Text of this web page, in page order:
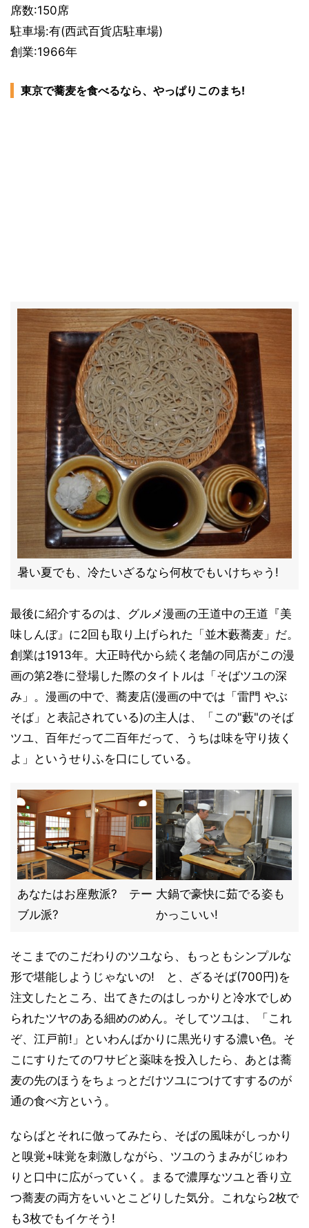
席数:150席
駐車場:有(西武百貨店駐車場)
創業:1966年
東京で蕎麦を食べるなら、やっぱりこのまち!
暑い夏でも、冷たいざるなら何枚でもいけちゃう!
最後に紹介するのは、グルメ漫画の王道中の王道『美
味しんぼ』に2回も取り上げられた「並木藪蕎麦」だ。
創業は1913年。大正時代から続く老舗の同店がこの漫
画の第2巻に登場した際のタイトルは「そばツユの深
み」。漫画の中で、蕎麦店(漫画の中では「雷門 やぶ
そば」と表記されている)の主人は、「この"藪"のそば
ツユ、百年だって二百年だって、うちは味を守り抜く
よ」というせりふを口にしている。
あなたはお座敷派? テー
ブル派?
大鍋で豪快に茹でる姿も
かっこいい!
そこまでのこだわりのツユなら、もっともシンプルな
形で堪能しようじゃないの! と、ざるそば(700円)を
注文したところ、出てきたのはしっかりと冷水でしめ
られたツヤのある細めのめん。そしてツユは、「これ
ぞ、江戸前!」といわんばかりに黒光りする濃い色。そ
こにすりたてのワサビと薬味を投入したら、あとは蕎
麦の先のほうをちょっとだけツユにつけてすするのが
通の食べ方という。
ならばとそれに倣ってみたら、そばの風味がしっかり
と嗅覚+味覚を刺激しながら、ツユのうまみがじゅわ
りと口中に広がっていく。まるで濃厚なツユと香り立
つ蕎麦の両方をいいとこどりした気分。これなら2枚で
も3枚でもイケそう!